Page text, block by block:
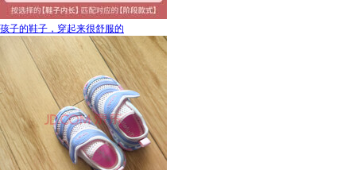
孩子的鞋子，穿起来很舒服的